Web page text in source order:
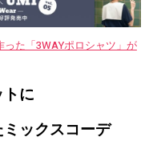
った「3WAYポロシャツ」が
に
ックスコーデ